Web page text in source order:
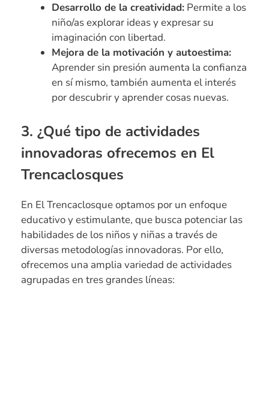
Desarrollo de la creatividad: Permite a los
niño/as explorar ideas y expresar su
imaginación con libertad.
Mejora de la motivación y autoestima:
Aprender sin presión aumenta la confianza
en sí mismo, también aumenta el interés
por descubrir y aprender cosas nuevas.
3. ¿Qué tipo de actividades
innovadoras ofrecemos en El
Trencaclosques
En El Trencaclosque optamos por un enfoque
educativo y estimulante, que busca potenciar las
habilidades de los niños y niñas a través de
diversas metodologías innovadoras. Por ello,
ofrecemos una amplia variedad de actividades
agrupadas en tres grandes líneas: